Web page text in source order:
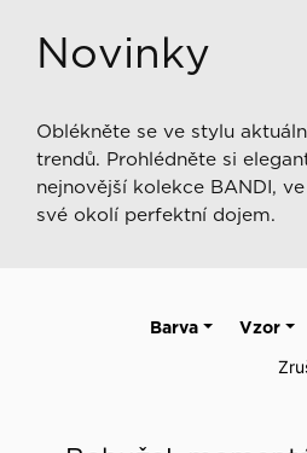
Novinky
Oblékněte se ve stylu
trendů. Prohlédněte si
nejnovější kolekce BANDI,
své okolí perfektní dojem.
Vzor
Barva